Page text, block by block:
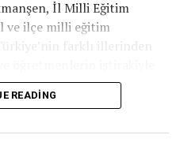
İl Milli Eğitim
ve ilçe milli eğitim
farklı illerinden
arasında Muradiye Turizm
düzenlendi.
düzenlenen kültürel gezi
READING